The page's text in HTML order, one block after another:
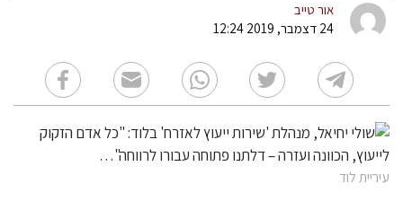
אור טייב
24 דצמבר, 2019 12:24
עיריית לוד